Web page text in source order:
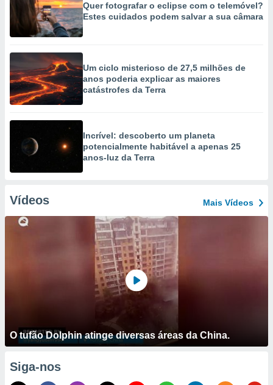
Quer fotografar o eclipse com o telemóvel?
Estes cuidados podem salvar a sua câmara
Um ciclo misterioso de 27,5 milhões de
anos poderia explicar as maiores
catástrofes da Terra
Incrível: descoberto um planeta
potencialmente habitável a apenas 25
anos-luz da Terra
Vídeos Mais Vídeos
O tufão Dolphin atinge diversas áreas da China.
Siga-nos